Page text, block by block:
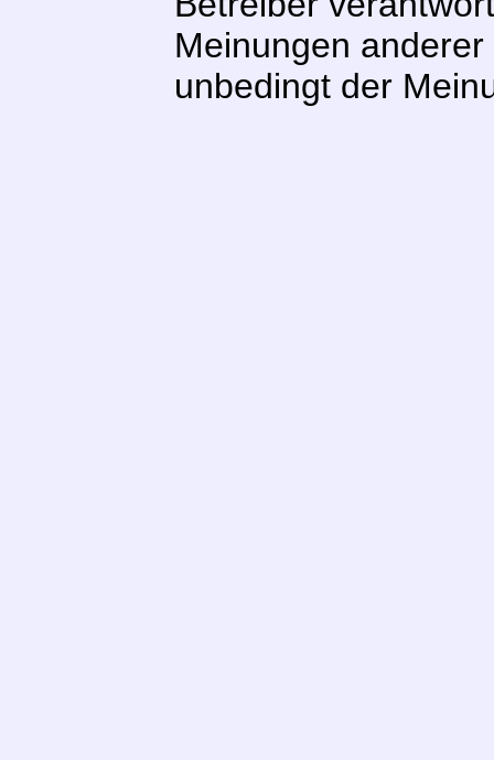
Meinungen
unbedingt der